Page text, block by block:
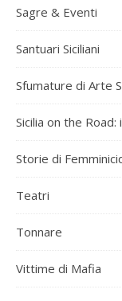
Sagre & Eventi
Santuari Siciliani
Sfumature di Arte
Sicilia on the
Storie di
Teatri
Tonnare
Vittime di Mafia